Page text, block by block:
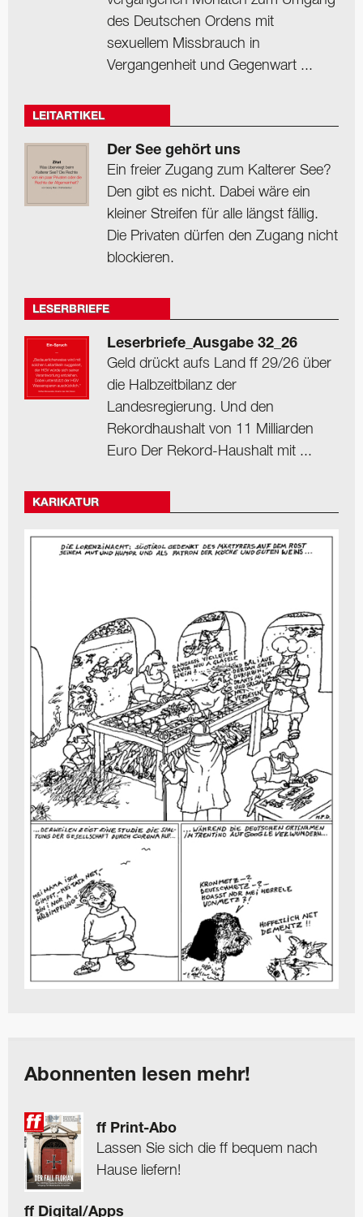
des Deutschen Ordens mit
sexuellem Missbrauch in
Vergangenheit und Gegenwart ...
LEITARTIKEL
Der See gehört uns
Ein freier Zugang zum Kalterer See?
Den gibt es nicht. Dabei wäre ein
kleiner Streifen für alle längst fällig.
Die Privaten dürfen den Zugang nicht
blockieren.
LESERBRIEFE
Leserbriefe_Ausgabe 32_26
Geld drückt aufs Land ff 29/26 über
die Halbzeitbilanz der
Landesregierung. Und den
Rekordhaushalt von 11 Milliarden
Euro Der Rekord-Haushalt mit ...
KARIKATUR
Abonnenten lesen mehr!
ff Print-Abo
Lassen Sie sich die ff bequem nach
Hause liefern!
ff Digital/Apps